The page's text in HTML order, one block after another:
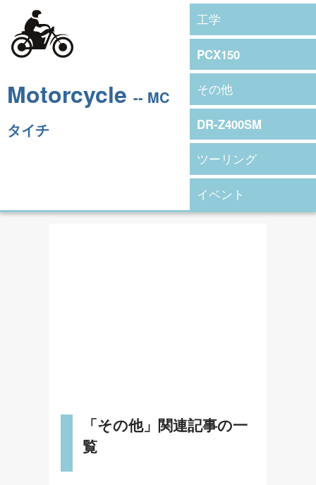
Motorcycle -- MC
タイチ
工学
PCX150
その他
DR-Z400SM
ツーリング
イベント
「その他」関連記事の一
覧